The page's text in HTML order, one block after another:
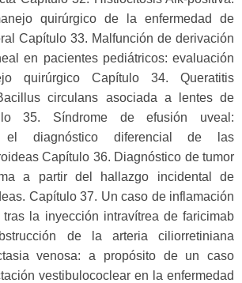
quirúrgico de la enfermedad de
Capítulo 33. Malfunción de derivación
en pacientes pediátricos: evaluación
quirúrgico Capítulo 34. Queratitis
circulans asociada a lentes de
35. Síndrome de efusión uveal:
el diagnóstico diferencial de las
Capítulo 36. Diagnóstico de tumor
a partir del hallazgo incidental de
Capítulo 37. Un caso de inflamación
tras la inyección intravítrea de faricimab
de la arteria ciliorretiniana
venosa: a propósito de un caso
vestibulococlear en la enfermedad